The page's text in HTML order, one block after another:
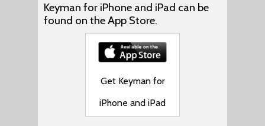
Keyman for iPhone and iPad can be
found on the App Store.
Get Keyman for
iPhone and iPad